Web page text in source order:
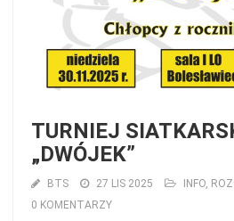
TURNIEJ
„DWÓJEK”
BTS 27 LIS 2025 INFO,
0 KOMENTARZY